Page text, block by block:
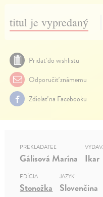
titul je vypredaný
Pridať do wishlistu
Odporučiť známemu
Zdielať na Facebooku
PREKLADATEĽ
Gálisová Marína Ikar
EDÍCIA
Stonožka
JAZYK
Slovenčina